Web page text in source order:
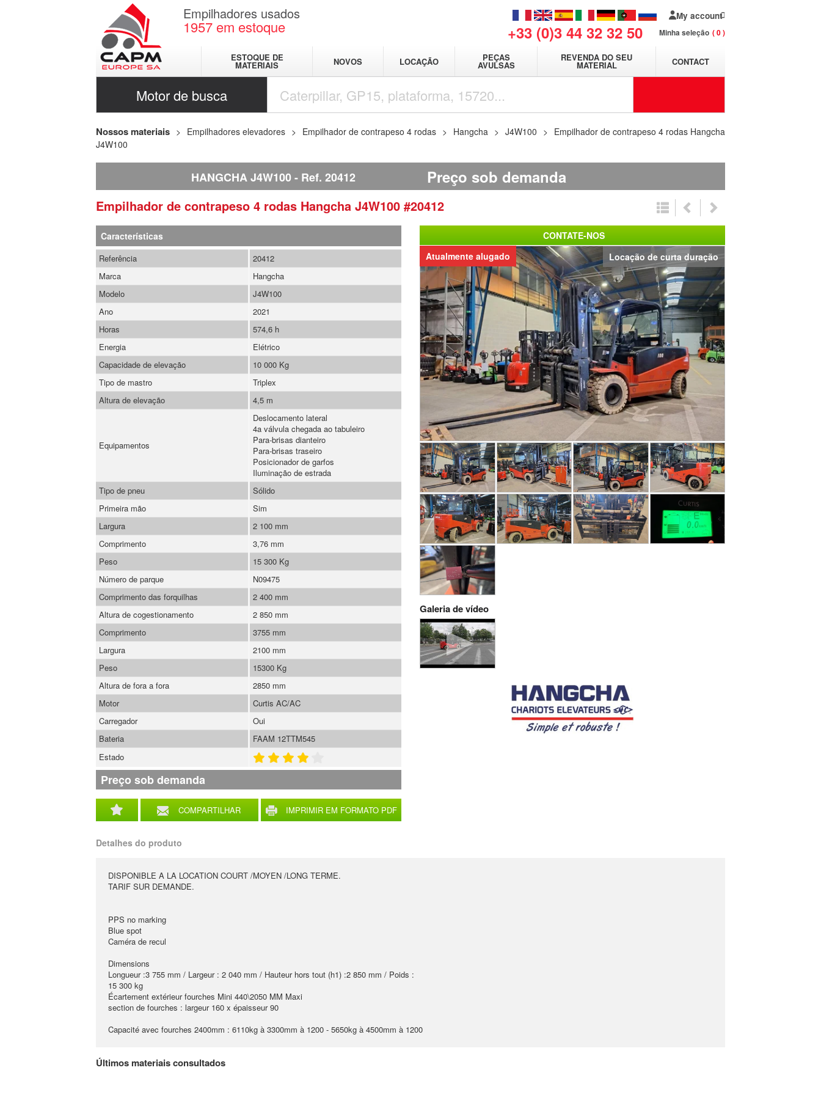
Empilhadores usados
1957 em estoque +33 (0)3 44 32 32 50
My account
Minha seleção 0
ESTOQUE DE
MATERIAIS NOVOS LOCAÇÃO PEÇAS
AVULSAS
REVENDA DO SEU
MATERIAL CONTACT
Motor de busca
Nossos materiais Empilhadores elevadores Empilhador de contrapeso 4 rodas Hangcha J4W100
Empilhador de contrapeso 4 rodas Hangcha
J4W100
HANGCHA J4W100 Ref. 20412 Preço sob demanda
Empilhador de contrapeso 4 rodas Hangcha J4W100 #20412
Locação de curta duração
Atualmente alugado
Galeria de vídeo
Características
COMPARTILHAR IMPRIMIR EM FORMATO PDF
Referência
20412
Marca
Hangcha
Modelo
J4W100
Ano
2021
Horas
574,6 h
Energia
Elétrico
Capacidade de elevação
10 000 Kg
Tipo de mastro
Triplex
Altura de elevação
4,5 m
Equipamentos
Deslocamento lateral
4a válvula chegada ao tabuleiro
Para-brisas dianteiro
Para-brisas traseiro
Posicionador de garfos
Iluminação de estrada
Tipo de pneu
Sólido
Primeira mão
Sim
Largura
2 100 mm
Comprimento
3,76 mm
Peso
15 300 Kg
Número de parque
N09475
Comprimento das forquilhas
2 400 mm
Altura de cogestionamento
2 850 mm
Comprimento
3755 mm
Largura
2100 mm
Peso
15300 Kg
Altura de fora a fora
2850 mm
Motor
Curtis AC/AC
Carregador
Oui
Bateria
FAAM 12TTM545
Estado
Preço sob demanda
Detalhes do produto
DISPONIBLE A LA LOCATION COURT /MOYEN /LONG TERME.
TARIF SUR DEMANDE.
PPS no marking
Blue spot
Caméra de recul
Dimensions
Longueur :3 755 mm / Largeur : 2 040 mm / Hauteur hors tout (h1) :2 850 mm / Poids :
15 300 kg
Écartement extérieur fourches Mini 440\2050 MM Maxi
section de fourches : largeur 160 x épaisseur 90
Capacité avec fourches 2400mm : 6110kg à 3300mm à 1200 - 5650kg à 4500mm à 1200
CONTATE-NOS
Últimos materiais consultados